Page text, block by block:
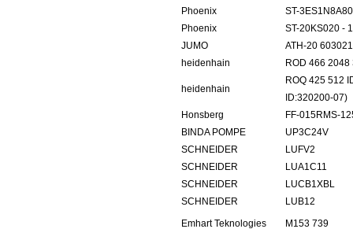
Phoenix
ST-
Phoenix
ST-20KS020 -
JUMO
ATH-20
heidenhain
ROD 466
heidenhain
ROQ 425 512
ID:320200-07)
Honsberg
FF-015RMS-
BINDA POMPE
UP3C24V
SCHNEIDER
LUFV2
SCHNEIDER
LUA1C11
SCHNEIDER
LUCB1XBL
SCHNEIDER
LUB12
Emhart Teknologies
M153 739